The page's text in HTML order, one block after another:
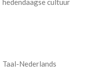
hedendaagse cultuur
Taal-Nederlands